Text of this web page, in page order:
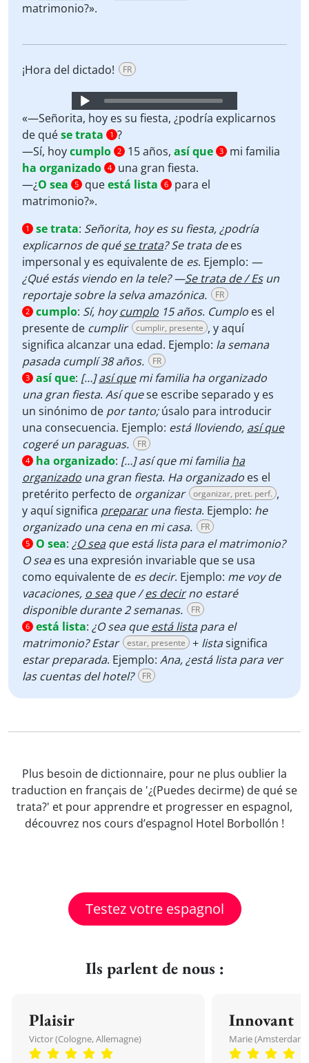
matrimonio?».
¡Hora del dictado! FR
Audio
Player
«—Señorita, hoy es su fiesta, ¿podría explicarnos
de quése trata 1 ?
—Sí, hoycumplo 2 15 años, así que 3
mi familia
ha organizado 4
una gran fiesta.
—¿O sea 5 queestá lista 6
para el
matrimonio?».
1 se trata: Señorita, hoy es su fiesta, ¿podría
explicarnos de quése trata? Se trata dees
impersonal y es equivalente de es. Ejemplo: —
¿Qué estás viendo en la tele? —Se trata de / Esun
reportaje sobre la selva amazónica.
FR
2 cumplo: Sí, hoycumplo 15 años. Cumplo es el
presente de cumplir cumplir, presente , y aquí
significa alcanzar una edad. Ejemplo: la semana
pasada cumplí 38 años.
FR
3 así que: […]así quemi familia ha organizado
una gran fiesta. Así quese escribe separado y es
un sinónimo de por tanto; úsalo para introducir
una consecuencia. Ejemplo: está lloviendo, así que
cogeré un paraguas.
FR
4 ha organizado: […] así que mi familiaha
organizado una gran fiesta. Ha organizado es el
pretérito perfecto de organizar organizar, pret. perf. ,
y aquí significa prepararuna fiesta. Ejemplo: he
organizado una cena en mi casa.
FR
5 O sea: ¿O seaque está lista para el matrimonio?
O seaes una expresión invariable que se usa
como equivalente de es decir. Ejemplo: me voy de
vacaciones, o seaque /es decirno estaré
disponible durante 2 semanas.
FR
6 está lista: ¿O sea queestá listapara el
matrimonio? Estar estar, presente + listasignifica
estar preparada. Ejemplo: Ana, ¿está lista para ver
las cuentas del hotel?
FR
Plus besoin de dictionnaire, pour ne plus oublier la
traduction en français de '¿(Puedes decirme) de qué se
trata?' et pour apprendre et progresser en espagnol,
découvrez nos cours d’espagnol Hotel Borbollón !
Testez votre espagnol
Ils parlent de nous :
Plaisir
Victor (Cologne, Allemagne)
Innovant
Marie (Amsterdam,